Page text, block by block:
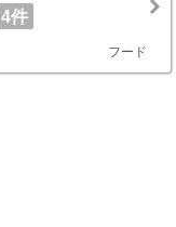
4件
フード